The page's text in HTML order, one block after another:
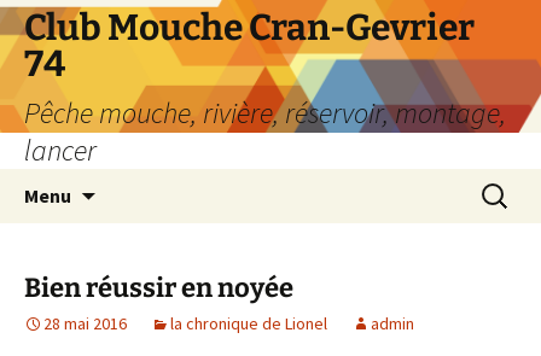
Aller
au
contenu
Club Mouche Cran-Gevrier
74
Pêche mouche, rivière, réservoir, montage,
lancer
Menu
Bien réussir en noyée
28 mai 2016 la chronique de Lionel admin